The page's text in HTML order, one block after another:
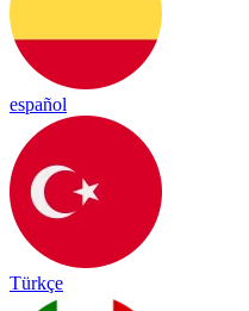
español
Türkçe